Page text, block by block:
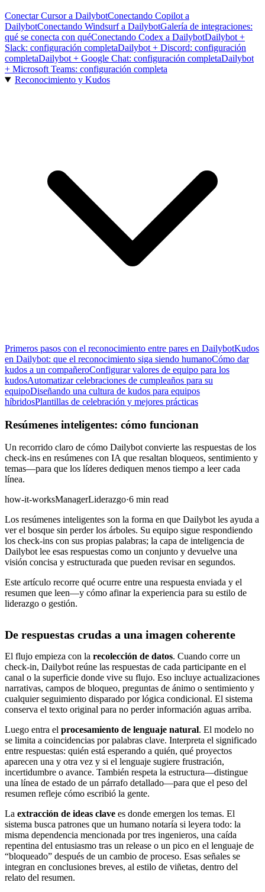
Conectar Cursor a DailybotConectando Copilot a
DailybotConectando Windsurf a DailybotGalería de integraciones:
qué se conecta con quéConectando Codex a DailybotDailybot +
Slack: configuración completaDailybot + Discord: configuración
completaDailybot + Google Chat: configuración completaDailybot
+ Microsoft Teams: configuración completa
Reconocimiento y Kudos
Primeros pasos con el reconocimiento entre pares en DailybotKudos
en Dailybot: que el reconocimiento siga siendo humanoCómo dar
kudos a un compañeroConfigurar valores de equipo para los
kudosAutomatizar celebraciones de cumpleaños para su
equipoDiseñando una cultura de kudos para equipos
híbridosPlantillas de celebración y mejores prácticas
Resúmenes inteligentes: cómo funcionan
Un recorrido claro de cómo Dailybot convierte las respuestas de los
check-ins en resúmenes con IA que resaltan bloqueos, sentimiento y
temas—para que los líderes dediquen menos tiempo a leer cada
línea.
how-it-worksManagerLiderazgo·6 min read
Los resúmenes inteligentes son la forma en que Dailybot les ayuda a
ver el bosque sin perder los árboles. Su equipo sigue respondiendo
los check-ins con sus propias palabras; la capa de inteligencia de
Dailybot lee esas respuestas como un conjunto y devuelve una
visión concisa y estructurada que pueden revisar en segundos.
Este artículo recorre qué ocurre entre una respuesta enviada y el
resumen que leen—y cómo afinar la experiencia para su estilo de
liderazgo o gestión.
De respuestas crudas a una imagen coherente
El flujo empieza con la recolección de datos. Cuando corre un
check-in, Dailybot reúne las respuestas de cada participante en el
canal o la superficie donde vive su flujo. Eso incluye actualizaciones
narrativas, campos de bloqueo, preguntas de ánimo o sentimiento y
cualquier seguimiento disparado por lógica condicional. El sistema
conserva el texto original para no perder información aguas arriba.
Luego entra el procesamiento de lenguaje natural. El modelo no
se limita a coincidencias por palabras clave. Interpreta el significado
entre respuestas: quién está esperando a quién, qué proyectos
aparecen una y otra vez y si el lenguaje sugiere frustración,
incertidumbre o avance. También respeta la estructura—distingue
una línea de estado de un párrafo detallado—para que el peso del
resumen refleje cómo escribió la gente.
La extracción de ideas clave es donde emergen los temas. El
sistema busca patrones que un humano notaría si leyera todo: la
misma dependencia mencionada por tres ingenieros, una caída
repentina del entusiasmo tras un release o un pico en el lenguaje de
“bloqueado” después de un cambio de proceso. Esas señales se
integran en conclusiones breves, al estilo de viñetas, dentro del
relato del resumen.